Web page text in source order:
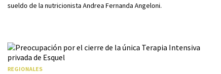
sueldo de la nutricionista Andrea Fernanda Angeloni.
REGIONALES